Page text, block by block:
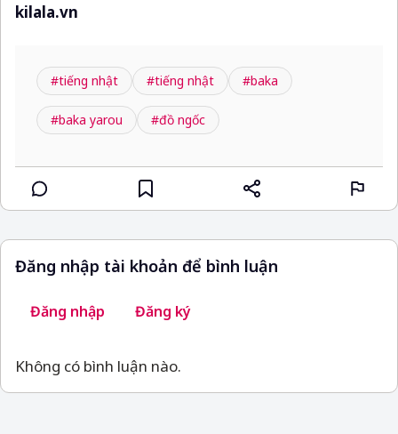
kilala.vn
#tiếng nhật #tiếng nhật #baka
#baka yarou #đồ ngốc
Đăng nhập tài khoản để bình luận
Đăng nhập Đăng ký
Không có bình luận nào.